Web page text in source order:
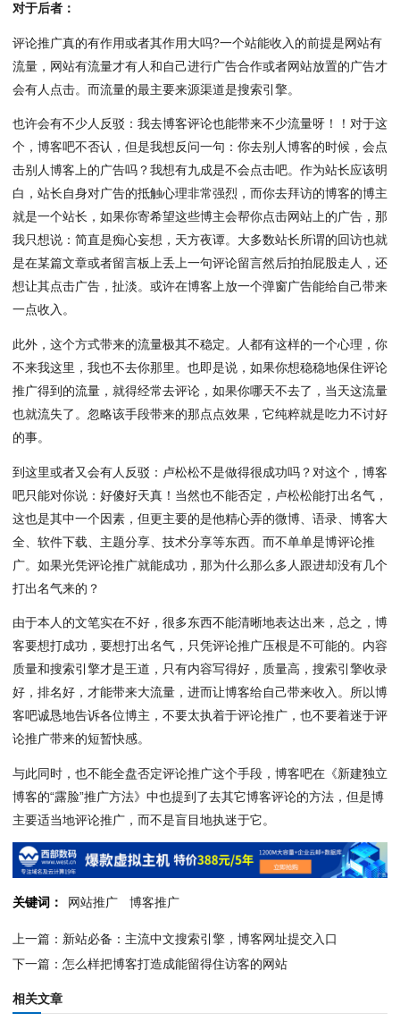
对于后者：
评论推广真的有作用或者其作用大吗?一个站能收入的前提是网站有
流量，网站有流量才有人和自己进行广告合作或者网站放置的广告才
会有人点击。而流量的最主要来源渠道是搜索引擎。
也许会有不少人反驳：我去博客评论也能带来不少流量呀！！对于这
个，博客吧不否认，但是我想反问一句：你去别人博客的时候，会点
击别人博客上的广告吗？我想有九成是不会点击吧。作为站长应该明
白，站长自身对广告的抵触心理非常强烈，而你去拜访的博客的博主
就是一个站长，如果你寄希望这些博主会帮你点击网站上的广告，那
我只想说：简直是痴心妄想，天方夜谭。大多数站长所谓的回访也就
是在某篇文章或者留言板上丢上一句评论留言然后拍拍屁股走人，还
想让其点击广告，扯淡。或许在博客上放一个弹窗广告能给自己带来
一点收入。
此外，这个方式带来的流量极其不稳定。人都有这样的一个心理，你
不来我这里，我也不去你那里。也即是说，如果你想稳稳地保住评论
推广得到的流量，就得经常去评论，如果你哪天不去了，当天这流量
也就流失了。忽略该手段带来的那点点效果，它纯粹就是吃力不讨好
的事。
到这里或者又会有人反驳：卢松松不是做得很成功吗？对这个，博客
吧只能对你说：好傻好天真！当然也不能否定，卢松松能打出名气，
这也是其中一个因素，但更主要的是他精心弄的微博、语录、博客大
全、软件下载、主题分享、技术分享等东西。而不单单是博评论推
广。如果光凭评论推广就能成功，那为什么那么多人跟进却没有几个
打出名气来的？
由于本人的文笔实在不好，很多东西不能清晰地表达出来，总之，博
客要想打成功，要想打出名气，只凭评论推广压根是不可能的。内容
质量和搜索引擎才是王道，只有内容写得好，质量高，搜索引擎收录
好，排名好，才能带来大流量，进而让博客给自己带来收入。所以博
客吧诚恳地告诉各位博主，不要太执着于评论推广，也不要着迷于评
论推广带来的短暂快感。
与此同时，也不能全盘否定评论推广这个手段，博客吧在《新建独立
博客的“露脸”推广方法》中也提到了去其它博客评论的方法，但是博
主要适当地评论推广，而不是盲目地执迷于它。
关键词： 网站推广 博客推广
上一篇：新站必备：主流中文搜索引擎，博客网址提交入口
下一篇：怎么样把博客打造成能留得住访客的网站
相关文章